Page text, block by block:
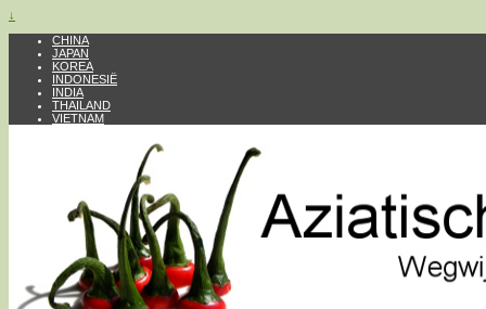
↓
CHINA
JAPAN
KOREA
INDONESIË
INDIA
THAILAND
VIETNAM